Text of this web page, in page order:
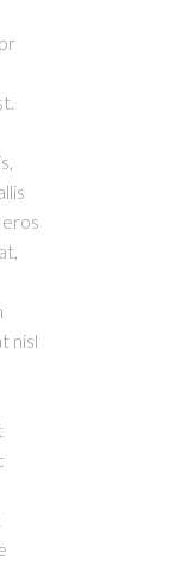
nisl